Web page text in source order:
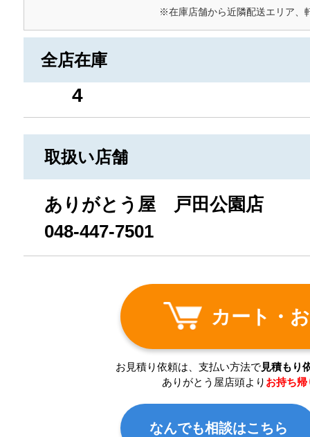
※在庫店舗から近隣配送エリア、
全店在庫
4
取扱い店舗
ありがとう屋 戸田公園店
048-447-7501
カート・
お見積り依頼は、支払い方法で見積もり
ありがとう屋店頭より お持ち帰
なんでも相談はこちら